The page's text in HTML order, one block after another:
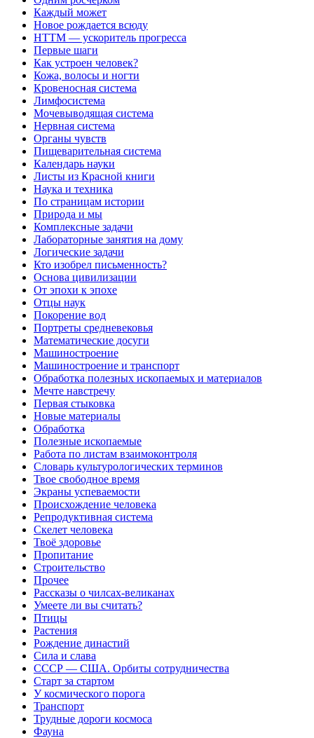
Каждый может
Новое рождается всюду
НТТМ — ускоритель прогресса
Первые шаги
Как устроен человек?
Кожа, волосы и ногти
Кровеносная система
Лимфосистема
Мочевыводящая система
Нервная система
Органы чувств
Пищеварительная система
Календарь науки
Листы из Красной книги
Наука и техника
По страницам истории
Природа и мы
Комплексные задачи
Лабораторные занятия на дому
Логические задачи
Кто изобрел письменность?
Основа цивилизации
От эпохи к эпохе
Отцы наук
Покорение вод
Портреты средневековья
Математические досуги
Машиностроение
Машиностроение и транспорт
Обработка полезных ископаемых и материалов
Мечте навстречу
Первая стыковка
Новые материалы
Обработка
Полезные ископаемые
Работа по листам взаимоконтроля
Словарь культурологических терминов
Твое свободное время
Экраны успеваемости
Происхождение человека
Репродуктивная система
Скелет человека
Твоё здоровье
Пропитание
Строительство
Прочее
Рассказы о чилсах-великанах
Умеете ли вы считать?
Птицы
Растения
Рождение династий
Сила и слава
СССР — США. Орбиты сотрудничества
Старт за стартом
У космического порога
Транспорт
Трудные дороги космоса
Фауна